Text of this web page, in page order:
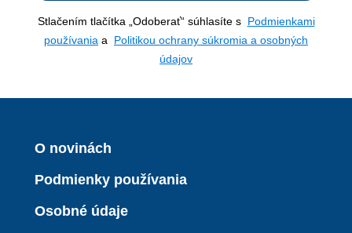
Stlačením tlačítka „Odoberať“ súhlasíte s Podmienkami
používania a Politikou ochrany súkromia a osobných
údajov
O novinách
Podmienky používania
Osobné údaje